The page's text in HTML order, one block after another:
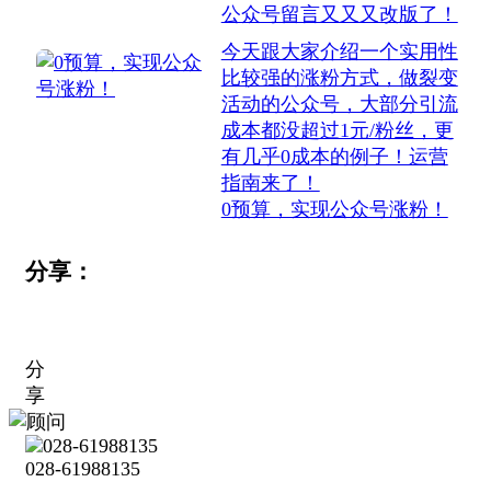
公众号留言又又又改版了！
今天跟大家介绍一个实用性
比较强的涨粉方式，做裂变
活动的公众号，大部分引流
成本都没超过1元/粉丝，更
有几乎0成本的例子！运营
指南来了！
0预算，实现公众号涨粉！
分享：
分
享
028-61988135